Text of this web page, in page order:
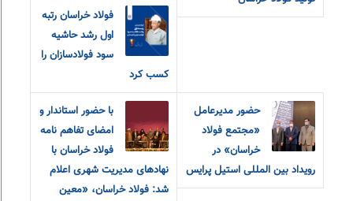
فولاد خراسان رتبه
اول رشد حاشیه
سود فولادسازان را
کسب کرد
حضور مدیرعامل
«مجتمع فولاد
خراسان» در
رویداد بین المللی استیل پرایس
با حضور استاندار و
امضای تفاهم نامه
فولاد خراسان با
نهادهای مدیریت شهری اعلام
شد: فولاد خراسان، «معین